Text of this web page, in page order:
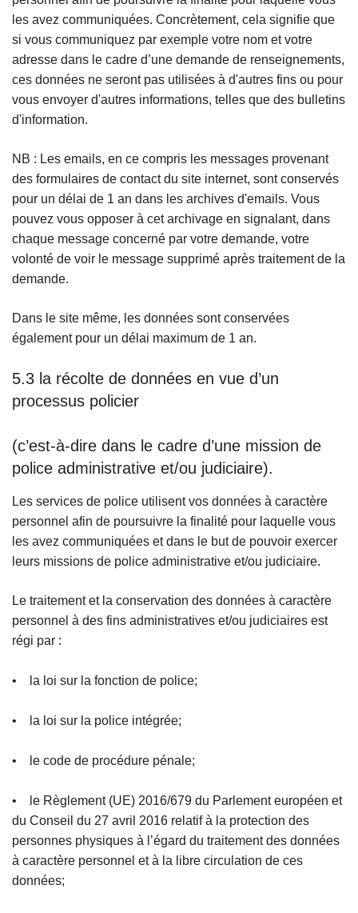
les avez communiquées. Concrètement, cela signifie que
si vous communiquez par exemple votre nom et votre
adresse dans le cadre d’une demande de renseignements,
ces données ne seront pas utilisées à d'autres fins ou pour
vous envoyer d'autres informations, telles que des bulletins
d'information.
NB : Les emails, en ce compris les messages provenant
des formulaires de contact du site internet, sont conservés
pour un délai de 1 an dans les archives d'emails. Vous
pouvez vous opposer à cet archivage en signalant, dans
chaque message concerné par votre demande, votre
volonté de voir le message supprimé après traitement de la
demande.
Dans le site même, les données sont conservées
également pour un délai maximum de 1 an.
5.3 la récolte de données en vue d’un
processus policier
(c’est-à-dire dans le cadre d’une mission de
police administrative et/ou judiciaire).
Les services de police utilisent vos données à caractère
personnel afin de poursuivre la finalité pour laquelle vous
les avez communiquées et dans le but de pouvoir exercer
leurs missions de police administrative et/ou judiciaire.
Le traitement et la conservation des données à caractère
personnel à des fins administratives et/ou judiciaires est
régi par :
• la loi sur la fonction de police;
• la loi sur la police intégrée;
• le code de procédure pénale;
• le Règlement (UE) 2016/679 du Parlement européen et
du Conseil du 27 avril 2016 relatif à la protection des
personnes physiques à l’égard du traitement des données
à caractère personnel et à la libre circulation de ces
données;